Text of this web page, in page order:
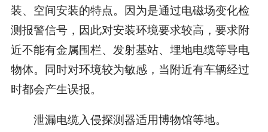
装、空间安装的特点。因为是通过电磁场变化检
测报警信号，因此对安装环境要求较高，要求附
近不能有金属围栏、发射基站、埋地电缆等导电
物体。同时对环境较为敏感，当附近有车辆经过
时都会产生误报。
泄漏电缆入侵探测器适用博物馆等地。